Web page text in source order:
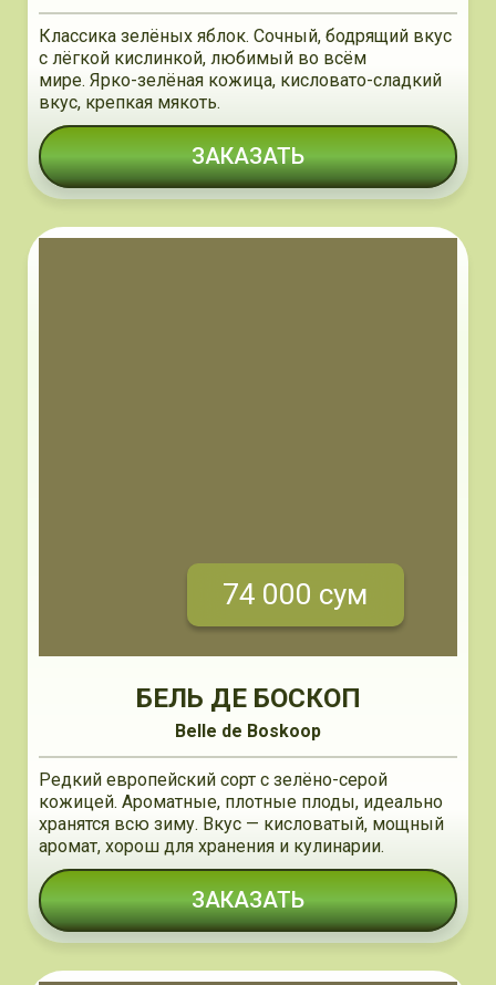
Классика зелёных яблок. Сочный, бодрящий вкус
с лёгкой кислинкой, любимый во всём
мире. Ярко-зелёная кожица, кисловато-сладкий
вкус, крепкая мякоть.
ЗАКАЗАТЬ
74 000 сум
БЕЛЬ ДЕ БОСКОП
Belle de Boskoop
Редкий европейский сорт с зелёно-серой
кожицей. Ароматные, плотные плоды, идеально
хранятся всю зиму. Вкус — кисловатый, мощный
аромат, хорош для хранения и кулинарии.
ЗАКАЗАТЬ